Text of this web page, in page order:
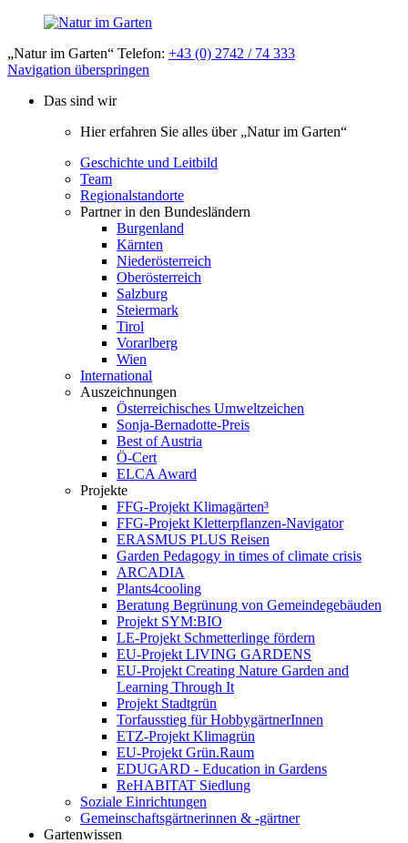
„Natur im Garten“ Telefon: +43 (0) 2742 / 74 333
Navigation überspringen
Das sind wir
Hier erfahren Sie alles über „Natur im Garten“
Geschichte und Leitbild
Team
Regionalstandorte
Partner in den Bundesländern
Burgenland
Kärnten
Niederösterreich
Oberösterreich
Salzburg
Steiermark
Tirol
Vorarlberg
Wien
International
Auszeichnungen
Österreichisches Umweltzeichen
Sonja-Bernadotte-Preis
Best of Austria
Ö-Cert
ELCA Award
Projekte
FFG-Projekt Klimagärten³
FFG-Projekt Kletterpflanzen-Navigator
ERASMUS PLUS Reisen
Garden Pedagogy in times of climate crisis
ARCADIA
Plants4cooling
Beratung Begrünung von Gemeindegebäuden
Projekt SYM:BIO
LE-Projekt Schmetterlinge fördern
EU-Projekt LIVING GARDENS
EU-Projekt Creating Nature Garden and
Learning Through It
Projekt Stadtgrün
Torfausstieg für HobbygärtnerInnen
ETZ-Projekt Klimagrün
EU-Projekt Grün.Raum
EDUGARD - Education in Gardens
ReHABITAT Siedlung
Soziale Einrichtungen
Gemeinschaftsgärtnerinnen & -gärtner
Gartenwissen